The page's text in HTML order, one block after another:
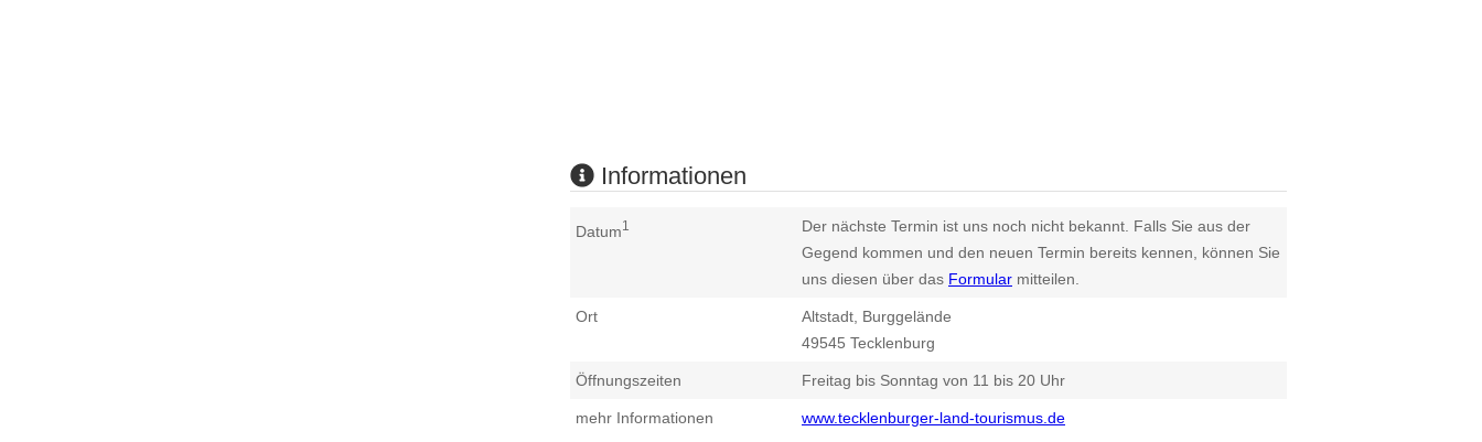
Informationen
Datum1
Der nächste Termin ist uns noch nicht bekannt. Falls Sie aus der
Gegend kommen und den neuen Termin bereits kennen, können Sie
uns diesen über das Formular mitteilen.
Ort
Altstadt, Burggelände
49545 Tecklenburg
Öffnungszeiten Freitag bis Sonntag von 11 bis 20 Uhr
mehr Informationen www.tecklenburger-land-tourismus.de